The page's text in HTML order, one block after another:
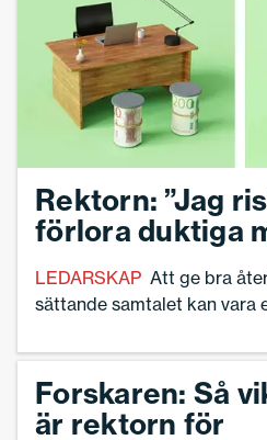
säger hon.
Rektorn: ”Jag
förlora duktiga
LEDARSKAP Att ge bra
sättande samtalet kan vara
motivera varför han inte
skickliga lärare som har
trotjänare som blivit
Forskaren: Så
är rektorn för